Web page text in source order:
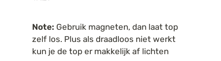
Note: Gebruik magneten, dan laat top
zelf los. Plus als draadloos niet werkt
kun je de top er makkelijk af lichten